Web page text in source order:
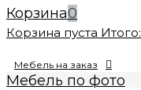
Корзина0
Корзина пуста Итого:
Мебель на заказ
Мебель по фото